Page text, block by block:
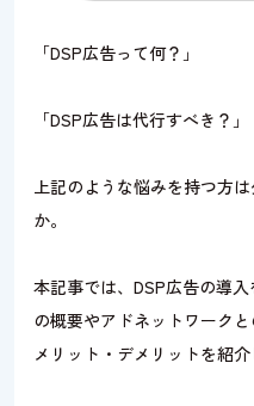
「DSP広告って何？」
「DSP広告は代行すべき？」
上記のような悩みを持つ方
か。
本記事では、DSP広告の導
の概要やアドネットワーク
メリット・デメリットを紹介